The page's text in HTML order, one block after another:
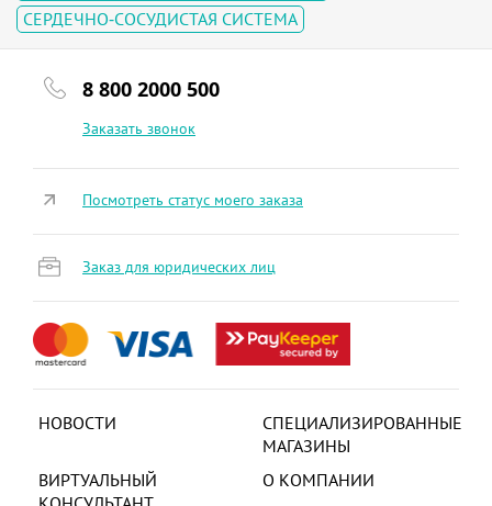
СЕРДЕЧНО-СОСУДИСТАЯ СИСТЕМА
8 800 2000 500
Заказать звонок
НОВОСТИ
СПЕЦИАЛИЗИРОВАННЫЕ
МАГАЗИНЫ
ВИРТУАЛЬНЫЙ
О КОМПАНИИ
Посмотреть статус моего заказа
Заказ для юридических лиц